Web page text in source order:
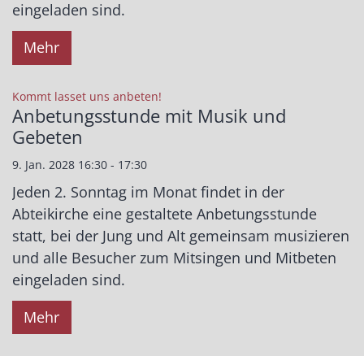
eingeladen sind.
Mehr
Kommt lasset uns anbeten!
Anbetungsstunde mit Musik und
Gebeten
9. Jan. 2028 16:30 - 17:30
Jeden 2. Sonntag im Monat findet in der
Abteikirche eine gestaltete Anbetungsstunde
statt, bei der Jung und Alt gemeinsam musizieren
und alle Besucher zum Mitsingen und Mitbeten
eingeladen sind.
Mehr